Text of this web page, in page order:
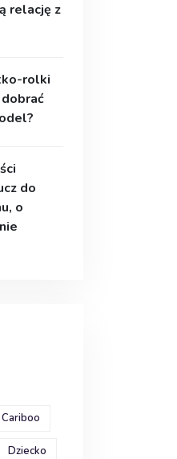
relację z
rolki
do
o
Cariboo
Dziecko